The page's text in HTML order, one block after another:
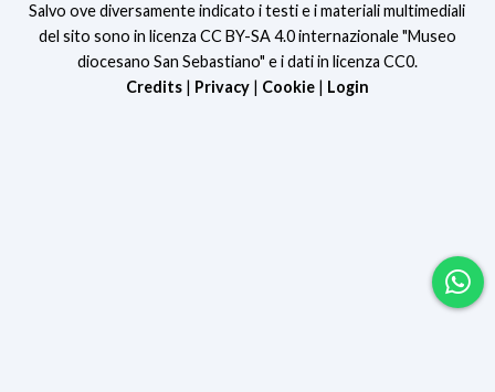
Salvo ove diversamente indicato i testi e i materiali multimediali
del sito sono in licenza CC BY-SA 4.0 internazionale "Museo
diocesano San Sebastiano" e i dati in licenza CC0.
Credits| Privacy| Cookie| Login